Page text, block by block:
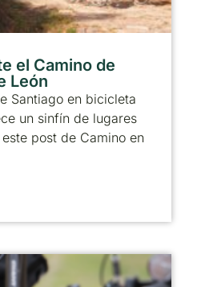
el Camino de
León
Santiago en bicicleta
un sinfín de lugares
post de Camino en